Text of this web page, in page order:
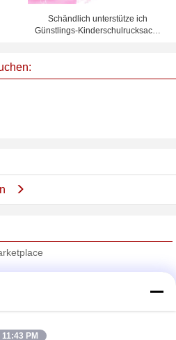
Schändlich unterstütze ich
Günstlings-Kinderschulrucksack/-
11:43 PM